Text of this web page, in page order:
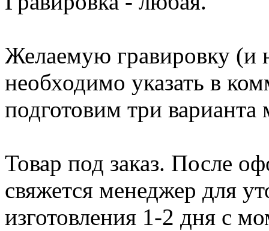
Желаемую гравировку (и
необходимо указать в
подготовим три варианта
Товар под заказ. После
свяжется менеджер для
изготовления 1-2 дня с